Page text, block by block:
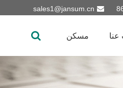
sales1@jansum.cn
مسكن